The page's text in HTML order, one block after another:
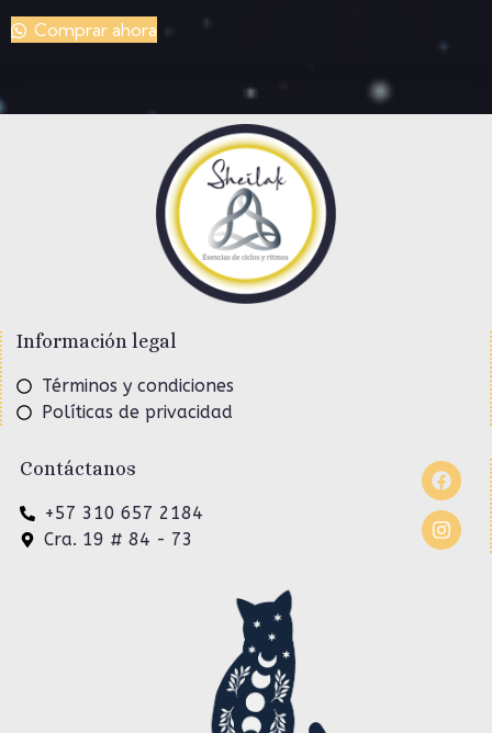
Comprar ahora
Información legal
Términos y condiciones
Políticas de privacidad
Contáctanos
+57 310 657 2184
Cra. 19 # 84 - 73